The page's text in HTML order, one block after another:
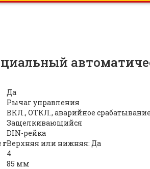
Да
Рычаг управления
ВКЛ., ОТКЛ., аварийное срабатывание
Защелкивающийся
DIN-рейка
гВерхняя или нижняя: Да
4
85 мм